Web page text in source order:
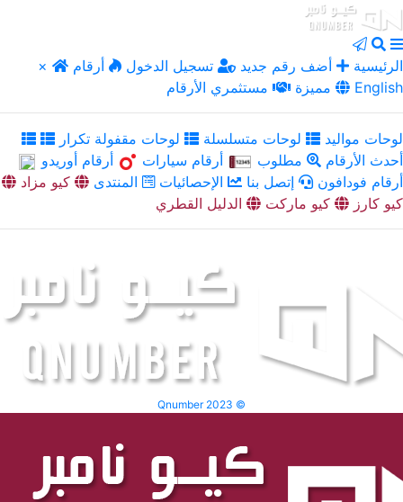
× الرئيسية أضف رقم جديد تسجيل الدخول
أرقام
مميزة
مستثمري الأرقام English
لوحات مواليد لوحات متسلسلة
لوحات مقفولة تكرار
أحدث الأرقام
مطلوب أرقام سيارات
أرقام أوريدو
أرقام فودافون
إتصل بنا الإحصائيات المنتدى
كيو مزاد
كيو كارز
كيو ماركت الدليل القطري
Qnumber 2023 ©